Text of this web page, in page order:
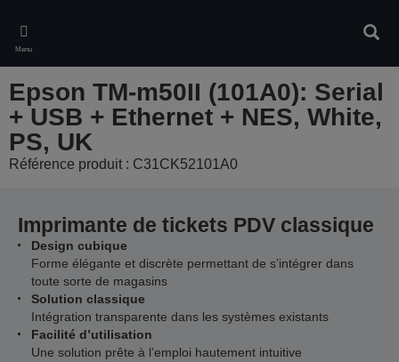
main
content
Menu
Epson TM-m50II (101A0): Serial
+ USB + Ethernet + NES, White,
PS, UK
Référence produit : C31CK52101A0
Imprimante de tickets PDV classique
Design cubique
Forme élégante et discrète permettant de s’intégrer dans
toute sorte de magasins
Solution classique
Intégration transparente dans les systèmes existants
Facilité d’utilisation
Une solution prête à l’emploi hautement intuitive